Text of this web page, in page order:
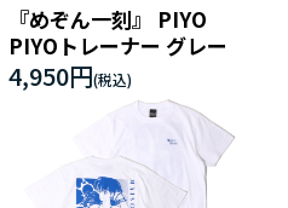
『めぞん一刻』 PIYO
PIYOトレーナー グレー
4,950円